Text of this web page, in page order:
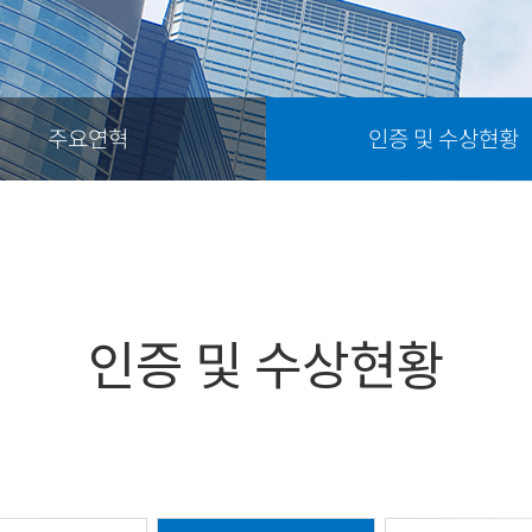
주요연혁 인증 및 수상현황
인증 및 수상현황